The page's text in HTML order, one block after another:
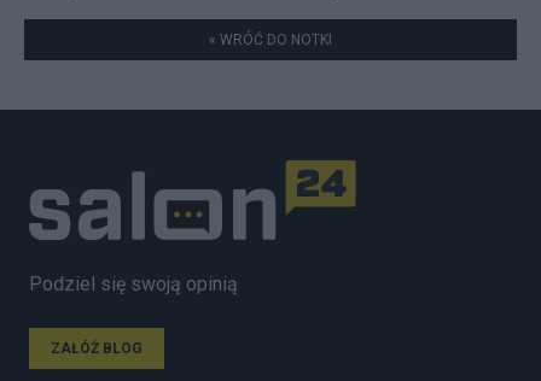
« WRÓĆ DO NOTKI
Podziel się swoją opinią
ZAŁÓŻ BLOG